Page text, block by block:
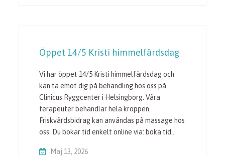
Öppet 14/5 Kristi himmelfärdsdag
Vi har öppet 14/5 Kristi himmelfärdsdag och
kan ta emot dig på behandling hos oss på
Clinicus Ryggcenter i Helsingborg. Våra
terapeuter behandlar hela kroppen.
Friskvårdsbidrag kan användas på massage hos
oss. Du bokar tid enkelt online via: boka tid…
Maj 13, 2026